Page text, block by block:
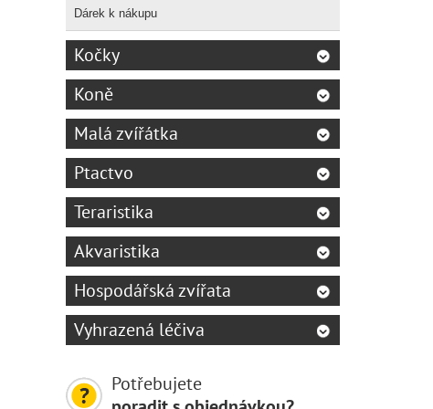
Dárek k nákupu
Kočky
Koně
Malá zvířátka
Ptactvo
Teraristika
Akvaristika
Hospodářská zvířata
Vyhrazená léčiva
Potřebujete